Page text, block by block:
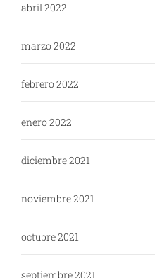
abril 2022
marzo 2022
febrero 2022
enero 2022
diciembre 2021
noviembre 2021
octubre 2021
septiembre 2021